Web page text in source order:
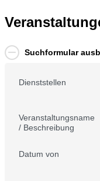
Suchformular
Dienststellen
Veranstaltungsname
/ Beschreibung
Datum von